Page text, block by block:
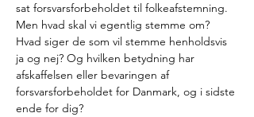
sat forsvarsforbeholdet til folkeafstemning.
Men hvad skal vi egentlig stemme om?
Hvad siger de som vil stemme henholdsvis
ja og nej? Og hvilken betydning har
afskaffelsen eller bevaringen af
forsvarsforbeholdet for Danmark, og i sidste
ende for dig?